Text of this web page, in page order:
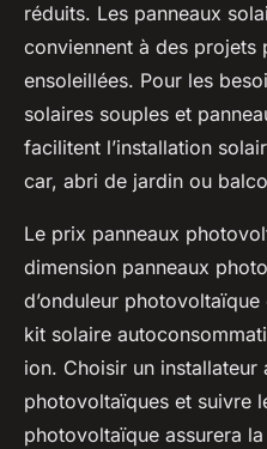
réduits. Les panneaux
conviennent à des projets
ensoleillées. Pour les
solaires souples et
facilitent l’installation
car, abri de jardin ou
Le prix panneaux
dimension panneaux
d’onduleur
kit solaire
ion. Choisir un installateur
photovoltaïques et suivre
photovoltaïque assurera